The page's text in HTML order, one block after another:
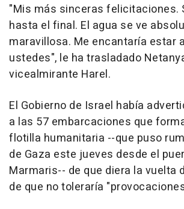
"Mis más sinceras felicitaciones.
hasta el final. El agua se ve
maravillosa. Me encantaría estar
ustedes", le ha trasladado
vicealmirante Harel.
El Gobierno de Israel había
a las 57 embarcaciones que
flotilla humanitaria --que puso
de Gaza este jueves desde el
Marmaris-- de que diera la vuelta
de que no toleraría